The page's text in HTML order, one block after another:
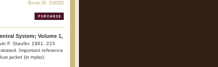
Book ID: 216325
System; Volume 1,
F. Staufer. 1961. 223
Important reference
jacket (in mylar).